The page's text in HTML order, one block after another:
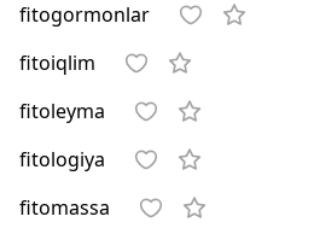
fitogormonlar
fitoiqlim
fitoleyma
fitologiya
fitomassa